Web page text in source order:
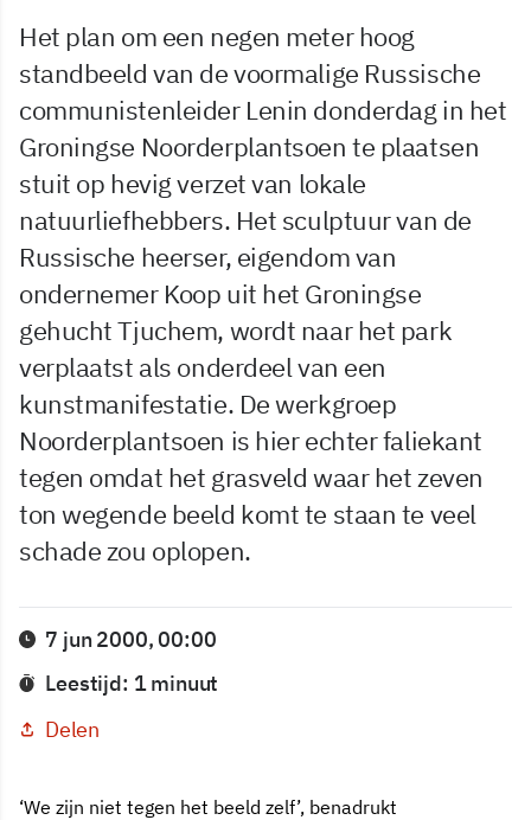
Het plan om een negen meter hoog
standbeeld van de voormalige Russische
communistenleider Lenin donderdag in het
Groningse Noorderplantsoen te plaatsen
stuit op hevig verzet van lokale
natuurliefhebbers. Het sculptuur van de
Russische heerser, eigendom van
ondernemer Koop uit het Groningse
gehucht Tjuchem, wordt naar het park
verplaatst als onderdeel van een
kunstmanifestatie. De werkgroep
Noorderplantsoen is hier echter faliekant
tegen omdat het grasveld waar het zeven
ton wegende beeld komt te staan te veel
schade zou oplopen.
7 jun 2000, 00:00
Leestijd: 1 minuut
Delen
‘We zijn niet tegen het beeld zelf’, benadrukt